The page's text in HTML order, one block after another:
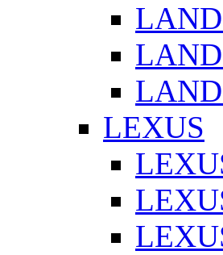
LAND
LAND
LEXUS